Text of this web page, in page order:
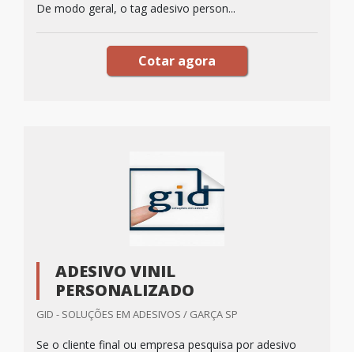
De modo geral, o tag adesivo person...
Cotar agora
ADESIVO VINIL
PERSONALIZADO
GID - SOLUÇÕES EM ADESIVOS / GARÇA SP
Se o cliente final ou empresa pesquisa por adesivo